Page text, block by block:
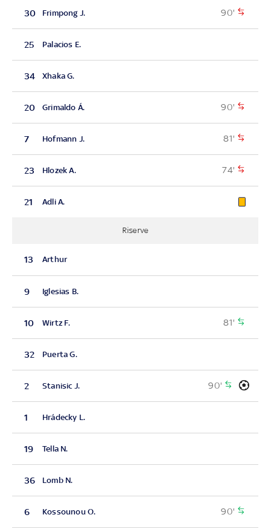
30 Frimpong J. 90'
25 Palacios E.
34 Xhaka G.
20 Grimaldo Á. 90'
7 Hofmann J. 81'
23 Hlozek A. 74'
21 Adli A.
Riserve
13 Arthur
9 Iglesias B.
10 Wirtz F. 81'
32 Puerta G.
2 Stanisic J. 90'
1 Hrádecky L.
19 Tella N.
36 Lomb N.
6 Kossounou O. 90'